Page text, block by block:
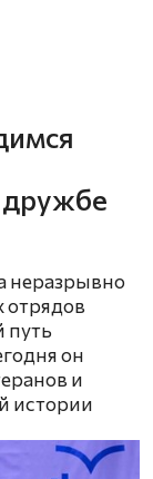
дружбе
неразрывно
отрядов
путь
он
и
истории